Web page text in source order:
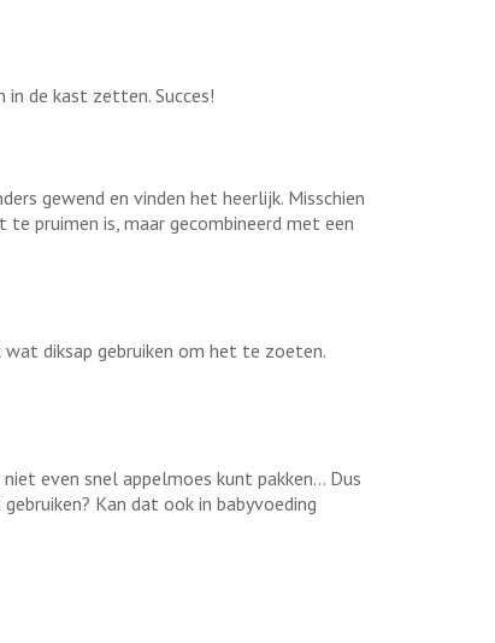
de kast zetten. Succes!
gewend en vinden het heerlijk. Misschien
pruimen is, maar gecombineerd met een
diksap gebruiken om het te zoeten.
even snel appelmoes kunt pakken... Dus
Kan dat ook in babyvoeding